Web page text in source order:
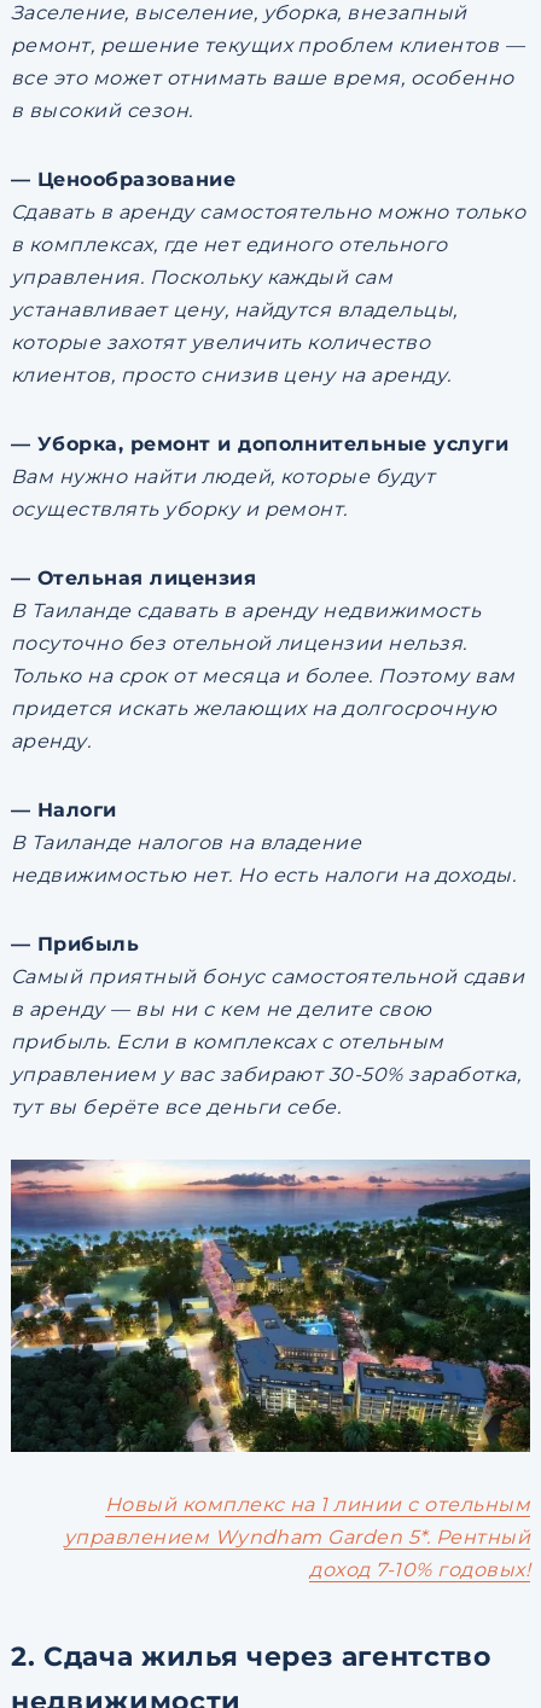
Заселение, выселение, уборка, внезапный
ремонт, решение текущих проблем клиентов —
все это может отнимать ваше время, особенно
в высокий сезон.
— Ценообразование
Сдавать в аренду самостоятельно можно только
в комплексах, где нет единого отельного
управления. Поскольку каждый сам
устанавливает цену, найдутся владельцы,
которые захотят увеличить количество
клиентов, просто снизив цену на аренду.
— Уборка, ремонт и дополнительные услуги
Вам нужно найти людей, которые будут
осуществлять уборку и ремонт.
— Отельная лицензия
В Таиланде сдавать в аренду недвижимость
посуточно без отельной лицензии нельзя.
Только на срок от месяца и более. Поэтому вам
придется искать желающих на долгосрочную
аренду.
— Налоги
В Таиланде налогов на владение
недвижимостью нет. Но есть налоги на доходы.
— Прибыль
Самый приятный бонус самостоятельной сдави
в аренду — вы ни с кем не делите свою
прибыль. Если в комплексах с отельным
управлением у вас забирают 30-50% заработка,
тут вы берёте все деньги себе.
Новый комплекс на 1 линии с отельным
управлением Wyndham Garden 5*. Рентный
доход 7-10% годовых!
2. Сдача жилья через агентство